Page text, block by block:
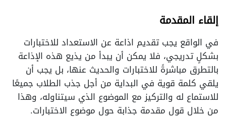
إلقاء المقدمة
في الواقع يجب تقديم اذاعة عن الاستعداد للاختبارات
بشكلٍ تدريجي، فلا يمكن أن يبدأ من يذيع هذه الإذاعة
بالتطرق مباشرةً للاختبارات والحديث عنها، بل يجب أن
يلقي كلمة قوية في البداية من أجل جذب الطلاب جميعًا
للاستماع له والتركيز مع الموضوع الذي سيتناوله، وهذا
من خلال قول مقدمة جذابة حول موضوع الاختبارات.